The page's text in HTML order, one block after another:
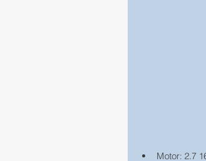
Motor: 2.7